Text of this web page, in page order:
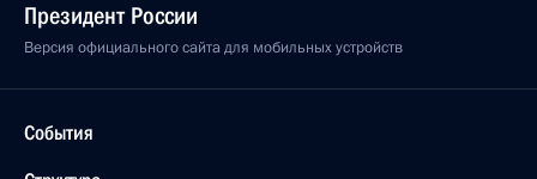
Президент России
Версия официального сайта для мобильных устройств
События